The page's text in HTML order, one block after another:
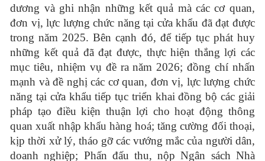
dương và ghi nhận những kết quả mà các cơ quan,
đơn vị, lực lượng chức năng tại cửa khẩu đã đạt được
trong năm 2025. Bên cạnh đó, để tiếp tục phát huy
những kết quả đã đạt được, thực hiện thắng lợi các
mục tiêu, nhiệm vụ đề ra năm 2026; đồng chí nhấn
mạnh và đề nghị các cơ quan, đơn vị, lực lượng chức
năng tại cửa khẩu tiếp tục triển khai đồng bộ các giải
pháp tạo điều kiện thuận lợi cho hoạt động thông
quan xuất nhập khẩu hàng hoá; tăng cường đối thoại,
kịp thời xử lý, tháo gỡ các vướng mắc của người dân,
doanh nghiệp; Phấn đấu thu, nộp Ngân sách Nhà